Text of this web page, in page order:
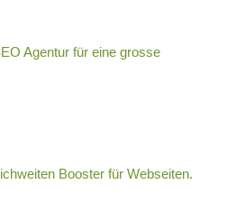
Agentur für eine grosse
Booster für Webseiten.